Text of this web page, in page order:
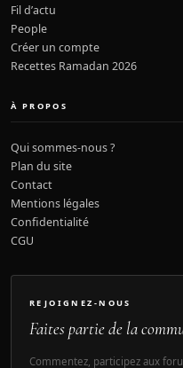
Fil d’actu
People
Créer un compte
Recettes Ramadan 2026
À PROPOS
Qui sommes-nous ?
Plan du site
Contact
Mentions légales
Confidentialité
CGU
REJOIGNEZ-NOUS
Faites partie de la
Commentez, participez aux